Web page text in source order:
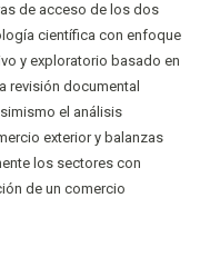
de acceso de los dos
científica con enfoque
y exploratorio basado en
revisión documental
el análisis
exterior y balanzas
los sectores con
de un comercio